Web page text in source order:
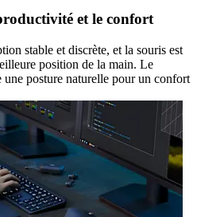
et le confort
stable et discrète, et la souris est
position de la main. Le
posture naturelle pour un confort